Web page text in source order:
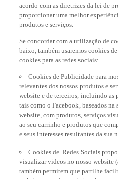
acordo com as diretrizes da lei de
proporcionar uma melhor
produtos e serviços.
Se concordar com a utilização de
baixo, também usaremos cookies
cookies para as redes sociais:
Cookies de Publicidade para
relevantes dos nossos produtos e
website e de terceiros, incluindo as
tais como o Facebook, baseados
website, com produtos, serviços
ao seu carrinho e produtos que
e seus interesses resultantes da sua
Cookies de Redes Sociais
visualizar videos no nosso website
também permitem que partilhe